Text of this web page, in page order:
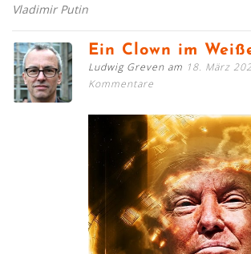
Vladimir Putin
Ein Clown im
Ludwig Greven am 18. März
Kommentare